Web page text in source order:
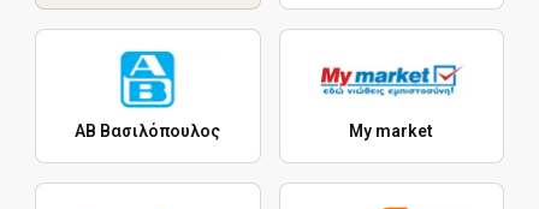
ΑΒ Βασιλόπουλος My market